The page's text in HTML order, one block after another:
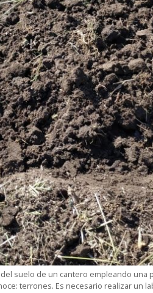
suelo de un cantero empleando una
terrones. Es necesario realizar un